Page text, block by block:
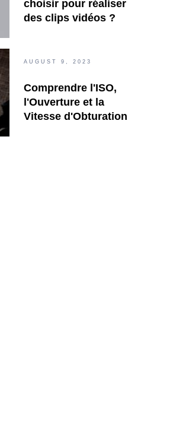
choisir pour réaliser
des clips vidéos ?
AUGUST 9, 2023
Comprendre l'ISO,
l'Ouverture et la
Vitesse d'Obturation